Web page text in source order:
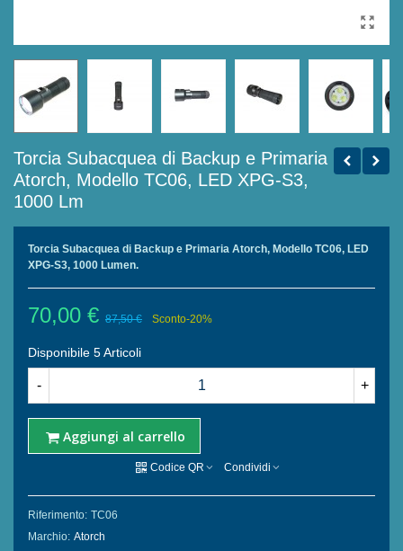
Torcia Subacquea di Backup e Primaria
Atorch, Modello TC06, LED XPG-S3,
1000 Lm
Torcia Subacquea di Backup e Primaria Atorch, Modello TC06, LED
XPG-S3, 1000 Lumen.
70,00 € 87,50 € Sconto-20%
Disponibile 5 Articoli
- +
Aggiungi al carrello
Codice QR Condividi
Riferimento: TC06
Marchio: Atorch